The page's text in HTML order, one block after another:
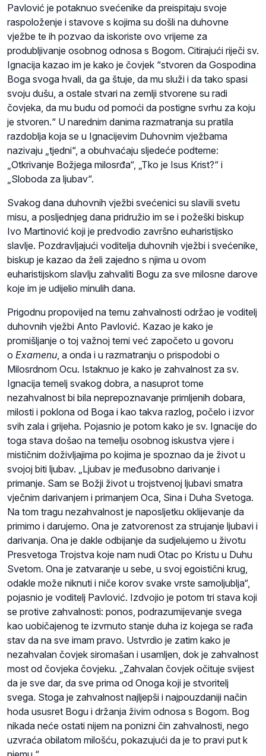
Pavlović je potaknuo svećenike da preispitaju svoje
raspoloženje i stavove s kojima su došli na duhovne
vježbe te ih pozvao da iskoriste ovo vrijeme za
produbljivanje osobnog odnosa s Bogom. Citirajući riječi sv.
Ignacija kazao im je kako je čovjek “stvoren da Gospodina
Boga svoga hvali, da ga štuje, da mu služi i da tako spasi
svoju dušu, a ostale stvari na zemlji stvorene su radi
čovjeka, da mu budu od pomoći da postigne svrhu za koju
je stvoren.“ U narednim danima razmatranja su pratila
razdoblja koja se u Ignacijevim Duhovnim vježbama
nazivaju „tjedni“, a obuhvaćaju sljedeće podteme:
„Otkrivanje Božjega milosrđa“, „Tko je Isus Krist?“ i
„Sloboda za ljubav“.
Svakog dana duhovnih vježbi svećenici su slavili svetu
misu, a posljednjeg dana pridružio im se i požeški biskup
Ivo Martinović koji je predvodio završno euharistijsko
slavlje. Pozdravljajući voditelja duhovnih vježbi i svećenike,
biskup je kazao da želi zajedno s njima u ovom
euharistijskom slavlju zahvaliti Bogu za sve milosne darove
koje im je udijelio minulih dana.
Prigodnu propovijed na temu zahvalnosti održao je voditelj
duhovnih vježbi Anto Pavlović. Kazao je kako je
promišljanje o toj važnoj temi već započeto u govoru
o Examenu , a onda i u razmatranju o prispodobi o
Milosrdnom Ocu. Istaknuo je kako je zahvalnost za sv.
Ignacija temelj svakog dobra, a nasuprot tome
nezahvalnost bi bila neprepoznavanje primljenih dobara,
milosti i poklona od Boga i kao takva razlog, počelo i izvor
svih zala i grijeha. Pojasnio je potom kako je sv. Ignacije do
toga stava došao na temelju osobnog iskustva vjere i
mističnim doživljajima po kojima je spoznao da je život u
svojoj biti ljubav. „Ljubav je međusobno darivanje i
primanje. Sam se Božji život u trojstvenoj ljubavi smatra
vječnim darivanjem i primanjem Oca, Sina i Duha Svetoga.
Na tom tragu nezahvalnost je naposljetku oklijevanje da
primimo i darujemo. Ona je zatvorenost za strujanje ljubavi i
darivanja. Ona je dakle odbijanje da sudjelujemo u životu
Presvetoga Trojstva koje nam nudi Otac po Kristu u Duhu
Svetom. Ona je zatvaranje u sebe, u svoj egoistični krug,
odakle može niknuti i niče korov svake vrste samoljublja“,
pojasnio je voditelj Pavlović. Izdvojio je potom tri stava koji
se protive zahvalnosti: ponos, podrazumijevanje svega
kao uobičajenog te izvrnuto stanje duha iz kojega se rađa
stav da na sve imam pravo. Ustvrdio je zatim kako je
nezahvalan čovjek siromašan i usamljen, dok je zahvalnost
most od čovjeka čovjeku. „Zahvalan čovjek očituje svijest
da je sve dar, da sve prima od Onoga koji je stvoritelj
svega. Stoga je zahvalnost najljepši i najpouzdaniji način
hoda ususret Bogu i držanja živim odnosa s Bogom. Bog
nikada neće ostati nijem na ponizni čin zahvalnosti, nego
uzvraća obilatom milošću, pokazujući da je to pravi put k